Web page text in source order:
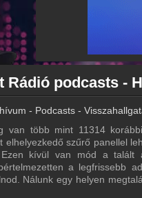
Rádió podcasts -
- Podcasts -
van több mint 11314
elhelyezkedő szűrő panellel
kívül van mód a talált
a legfrissebb
Nálunk egy helyen